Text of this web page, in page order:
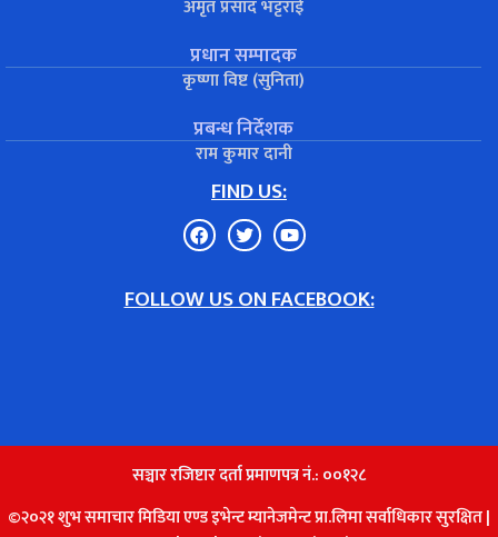
अमृत प्रसाद भट्टराई
प्रधान सम्पादक
कृष्णा विष्ट (सुनिता)
प्रबन्ध निर्देशक
राम कुमार दानी
FIND US:
FOLLOW US ON FACEBOOK:
सञ्चार रजिष्टार दर्ता प्रमाणपत्र नं.: ००१२८
©२०२१ शुभ समाचार मिडिया एण्ड इभेन्ट म्यानेजमेन्ट प्रा.लिमा सर्वाधिकार सुरक्षित |